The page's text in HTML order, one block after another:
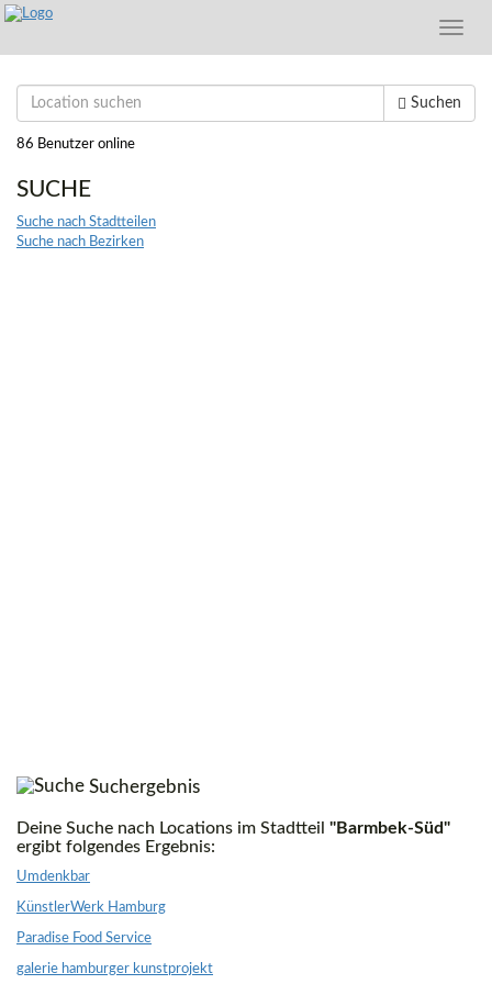
Toggle
Suchen
86 Benutzer online
SUCHE
Suche nach Stadtteilen
Suche nach Bezirken
Suchergebnis
Deine Suche nach Locations im Stadtteil "Barmbek-Süd"
ergibt folgendes Ergebnis:
Umdenkbar
KünstlerWerk Hamburg
Paradise Food Service
galerie hamburger kunstprojekt